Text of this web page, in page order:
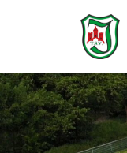
springen